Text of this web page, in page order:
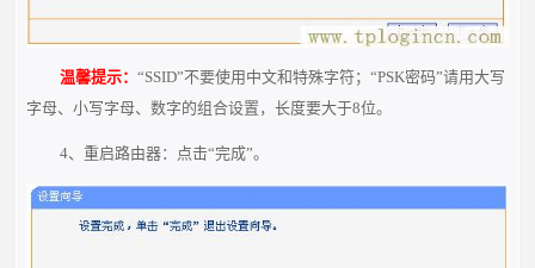
温馨提示： “SSID”不要使用中文和特殊字符；“PSK密码”请用大写
字母、小写字母、数字的组合设置，长度要大于8位。
4、重启路由器：点击“完成”。